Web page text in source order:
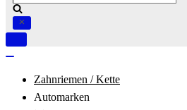
Navigation
Zahnriemen / Kette
Automarken